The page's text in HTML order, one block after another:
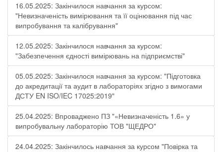
16.05.2025: Закінчилося навчання за курсом:
"Невизначеність вимірювання та її оцінювання під час
випробування та калібрування"
12.05.2025: Закінчилося навчання за курсом:
"Забезпечення єдності вимірювань на підприємстві"
05.05.2025: Закінчилося навчання за курсом: "Підготовка
до акредитації та аудит в лабораторіях згідно з вимогами
ДСТУ EN ISO/IEC 17025:2019"
25.04.2025: Впроваджено ПЗ "«Невизначеність 1.6» у
випробувальну лабораторію ТОВ "ЩЕДРО"
24.04.2025: Закінчилось навчання за курсом "Повірка та